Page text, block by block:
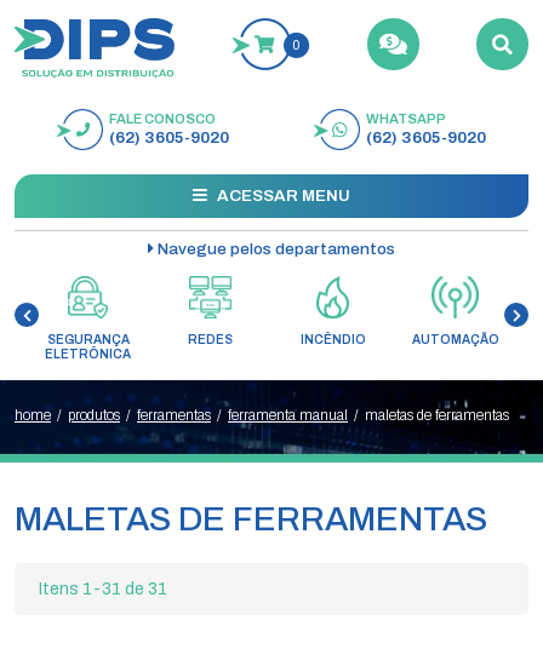
0
BUSCAR
FALE CONOSCO
(62) 3605-9020
WHATSAPP
(62) 3605-9020
ACESSAR MENU
Navegue pelos departamentos
REDES INCÊNDIO AUTOMAÇÃO
CONTROLE DE
home / produtos / ferramentas / ferramenta manual / maletas de ferramentas
MALETAS DE FERRAMENTAS
Itens 1-31 de 31